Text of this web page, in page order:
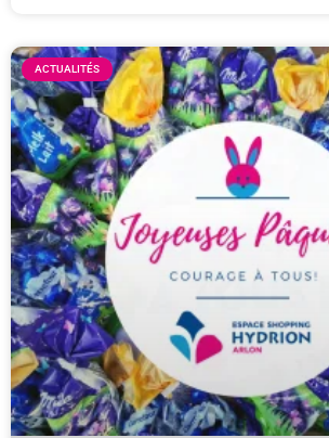
ACTUALITÉS